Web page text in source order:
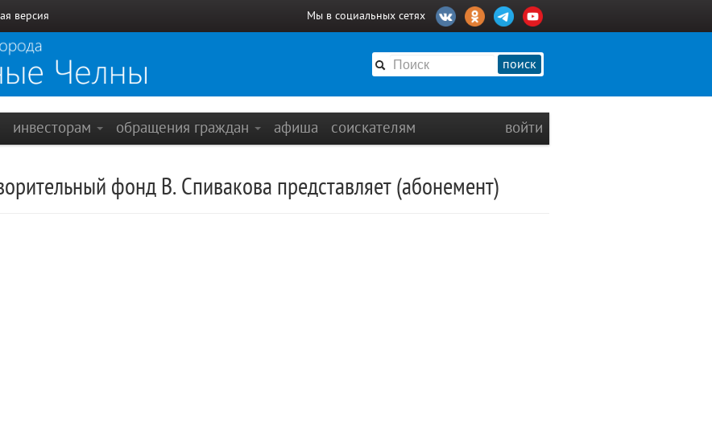
версия Мы в социальных сетях
поиск
инвесторам обращения граждан афиша соискателям войти
фонд В. Спивакова представляет (абонемент)